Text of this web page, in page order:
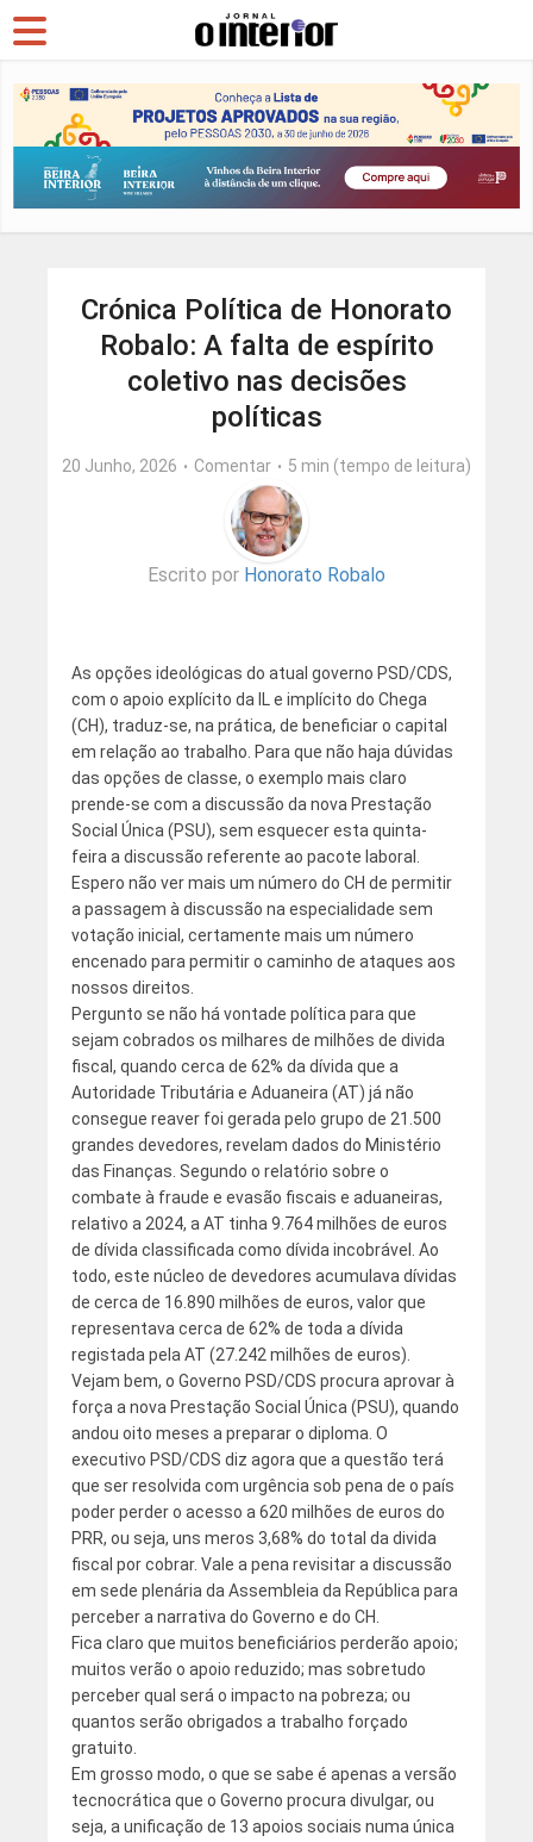
Crónica Política de Honorato
Robalo: A falta de espírito
coletivo nas decisões
políticas
20 Junho, 2026 Comentar 5 min (tempo de leitura)
Escrito por Honorato Robalo
As opções ideológicas do atual governo PSD/CDS,
com o apoio explícito da IL e implícito do Chega
(CH), traduz-se, na prática, de beneficiar o capital
em relação ao trabalho. Para que não haja dúvidas
das opções de classe, o exemplo mais claro
prende-se com a discussão da nova Prestação
Social Única (PSU), sem esquecer esta quinta-
feira a discussão referente ao pacote laboral.
Espero não ver mais um número do CH de permitir
a passagem à discussão na especialidade sem
votação inicial, certamente mais um número
encenado para permitir o caminho de ataques aos
nossos direitos.
Pergunto se não há vontade política para que
sejam cobrados os milhares de milhões de divida
fiscal, quando cerca de 62% da dívida que a
Autoridade Tributária e Aduaneira (AT) já não
consegue reaver foi gerada pelo grupo de 21.500
grandes devedores, revelam dados do Ministério
das Finanças. Segundo o relatório sobre o
combate à fraude e evasão fiscais e aduaneiras,
relativo a 2024, a AT tinha 9.764 milhões de euros
de dívida classificada como dívida incobrável. Ao
todo, este núcleo de devedores acumulava dívidas
de cerca de 16.890 milhões de euros, valor que
representava cerca de 62% de toda a dívida
registada pela AT (27.242 milhões de euros).
Vejam bem, o Governo PSD/CDS procura aprovar à
força a nova Prestação Social Única (PSU), quando
andou oito meses a preparar o diploma. O
executivo PSD/CDS diz agora que a questão terá
que ser resolvida com urgência sob pena de o país
poder perder o acesso a 620 milhões de euros do
PRR, ou seja, uns meros 3,68% do total da divida
fiscal por cobrar. Vale a pena revisitar a discussão
em sede plenária da Assembleia da República para
perceber a narrativa do Governo e do CH.
Fica claro que muitos beneficiários perderão apoio;
muitos verão o apoio reduzido; mas sobretudo
perceber qual será o impacto na pobreza; ou
quantos serão obrigados a trabalho forçado
gratuito.
Em grosso modo, o que se sabe é apenas a versão
tecnocrática que o Governo procura divulgar, ou
seja, a unificação de 13 apoios sociais numa única